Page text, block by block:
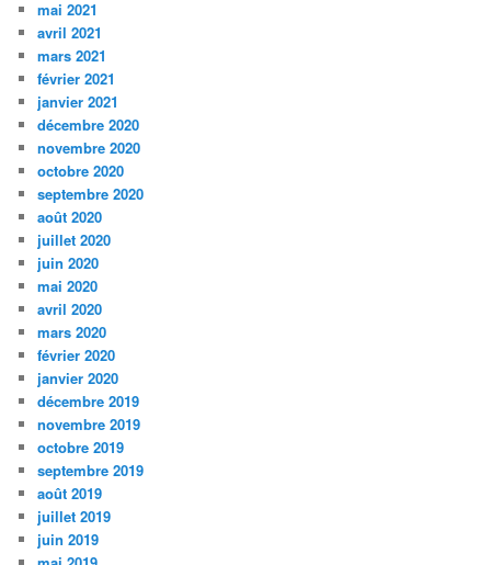
mai 2021
avril 2021
mars 2021
février 2021
janvier 2021
décembre 2020
novembre 2020
octobre 2020
septembre 2020
août 2020
juillet 2020
juin 2020
mai 2020
avril 2020
mars 2020
février 2020
janvier 2020
décembre 2019
novembre 2019
octobre 2019
septembre 2019
août 2019
juillet 2019
juin 2019